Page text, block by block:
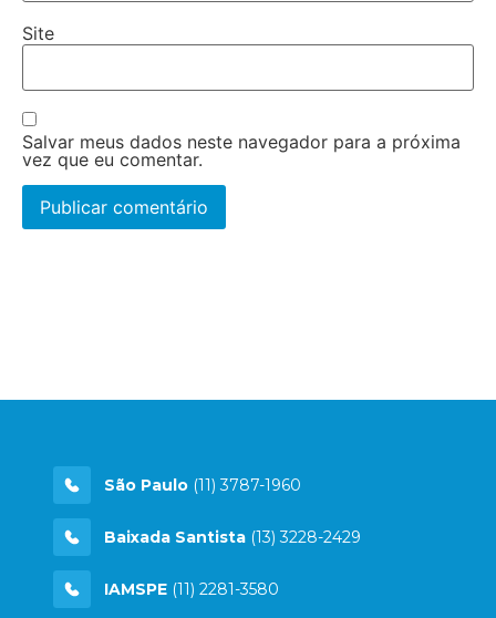
Site
Salvar meus dados neste navegador para a próxima
vez que eu comentar.
São Paulo (11) 3787-1960
Baixada Santista (13) 3228-2429
IAMSPE (11) 2281-3580